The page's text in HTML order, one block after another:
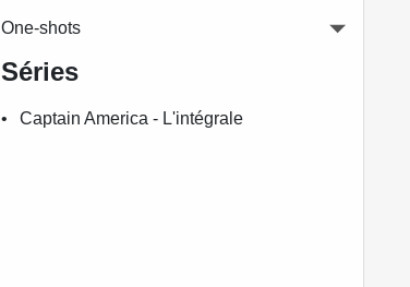
One-shots
Séries
Captain America - L'intégrale